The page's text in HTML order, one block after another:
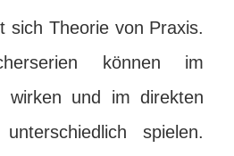
sich Theorie von Praxis.
können im
wirken und im direkten
spielen.